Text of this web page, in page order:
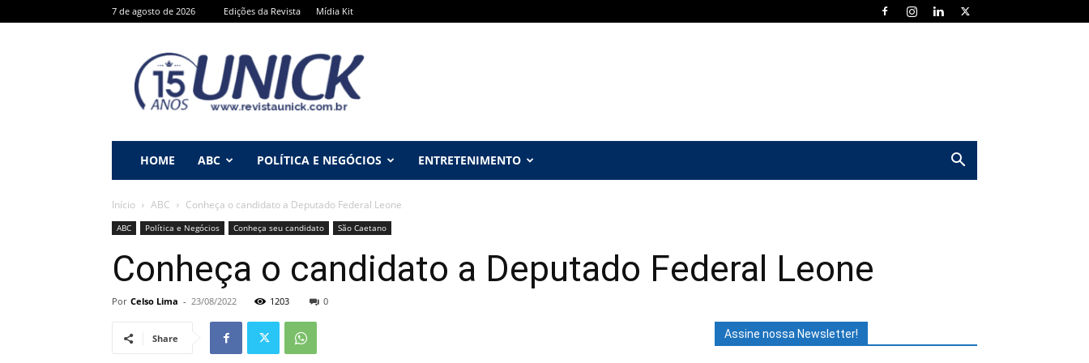
7 de agosto de 2026 Edições da Revista Mídia Kit
Revista
Unick
HOME ABC POLÍTICA E NEGÓCIOS ENTRETENIMENTO
Início ABC Conheça o candidato a Deputado Federal Leone
ABC Política e Negócios Conheça seu candidato São Caetano
Conheça o candidato a Deputado Federal Leone
Por Celso Lima - 23/08/2022 1203 0
Share Assine nossa Newsletter!